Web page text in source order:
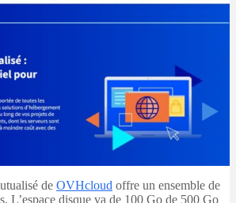
de OVHcloud offre un ensemble de
L’espace disque va de 100 Go de 500 Go